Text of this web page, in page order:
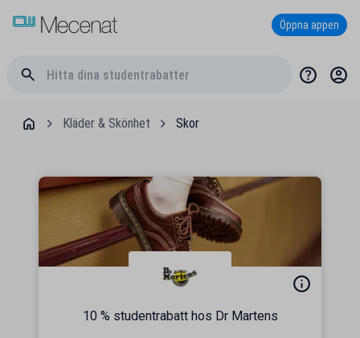
Öppna appen
Kläder & Skönhet Skor
10 % studentrabatt hos Dr Martens